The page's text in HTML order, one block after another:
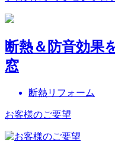
断熱＆防音効果
窓
断熱リフォーム
お客様のご要望